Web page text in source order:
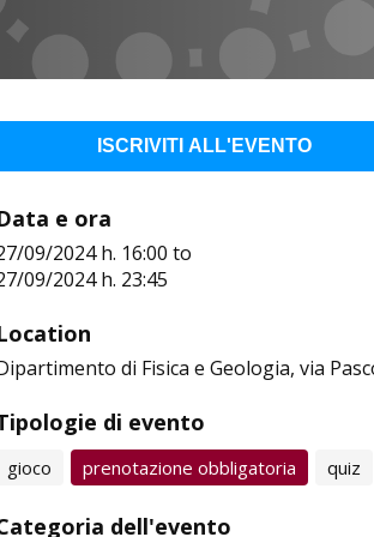
ISCRIVITI ALL'EVENTO
e ora
09/2024 h. 16:00 to
09/2024 h. 23:45
di Fisica e Geologia, via
di evento
gioco prenotazione obbligatoria quiz
dell'evento